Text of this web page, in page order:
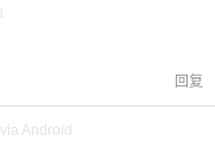
回复
via Android